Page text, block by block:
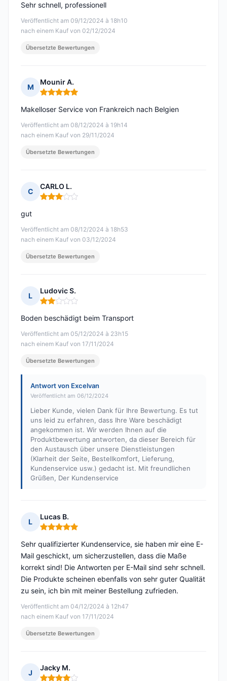
Veröffentlicht am 09/12/2024 à 18h10
nach einem Kauf von 02/12/2024
Sehr schnell, professionell
Übersetzte Bewertungen
M
Mounir A.
Hinweis: 5 von 5
Veröffentlicht am 08/12/2024 à 19h14
nach einem Kauf von 29/11/2024
Makelloser Service von Frankreich nach Belgien
Übersetzte Bewertungen
C
CARLO L.
Hinweis: 3 von 5
Veröffentlicht am 08/12/2024 à 18h53
nach einem Kauf von 03/12/2024
gut
Übersetzte Bewertungen
L
Ludovic S.
Hinweis: 2 von 5
Veröffentlicht am 05/12/2024 à 23h15
nach einem Kauf von 17/11/2024
Boden beschädigt beim Transport
Übersetzte Bewertungen
Antwort von Excelvan
Veröffentlicht am 06/12/2024
Lieber Kunde, vielen Dank für Ihre Bewertung. Es tut
uns leid zu erfahren, dass Ihre Ware beschädigt
angekommen ist. Wir werden Ihnen auf die
Produktbewertung antworten, da dieser Bereich für
den Austausch über unsere Dienstleistungen
(Klarheit der Seite, Bestellkomfort, Lieferung,
Kundenservice usw.) gedacht ist. Mit freundlichen
Grüßen, Der Kundenservice
L
Lucas B.
Hinweis: 5 von 5
Veröffentlicht am 04/12/2024 à 12h47
nach einem Kauf von 17/11/2024
Sehr qualifizierter Kundenservice, sie haben mir eine E-
Mail geschickt, um sicherzustellen, dass die Maße
korrekt sind! Die Antworten per E-Mail sind sehr schnell.
Die Produkte scheinen ebenfalls von sehr guter Qualität
zu sein, ich bin mit meiner Bestellung zufrieden.
Übersetzte Bewertungen
J
Jacky M.